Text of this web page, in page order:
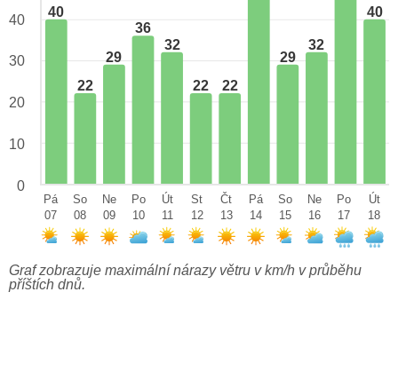
40
22
29
36
32
22 22
29
32
40
40
30
20
10
0
Pá
07
So
08
Ne
09
Po
10
Út
11
St
12
Čt
13
Pá
14
So
15
Ne
16
Po
17
Út
18
Graf zobrazuje maximální nárazy větru v km/h v průběhu
příštích dnů.